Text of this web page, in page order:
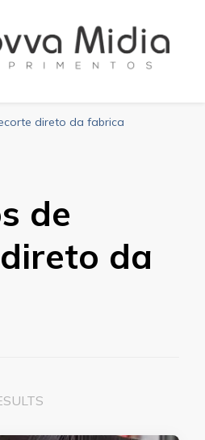
direto da fabrica
de
da